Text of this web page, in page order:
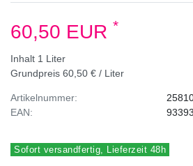
60,50 EUR *
Inhalt 1 Liter
Grundpreis 60,50 € / Liter
Artikelnummer:
EAN:
Sofort versandfertig, Lieferzeit 48h